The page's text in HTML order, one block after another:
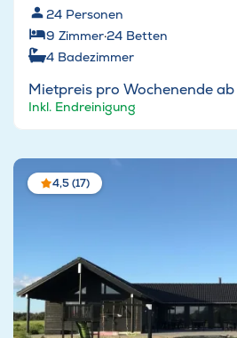
24 Personen
9 Zimmer·24 Betten
4 Badezimmer
Mietpreis pro Wochenende ab
Inkl. Endreinigung
4,5 (17)